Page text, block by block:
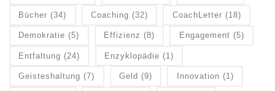
Bücher (34) Coaching (32) CoachLetter (18)
Demokratie (5) Effizienz (8) Engagement (5)
Entfaltung (24) Enzyklopädie (1)
Geisteshaltung (7) Geld (9) Innovation (1)